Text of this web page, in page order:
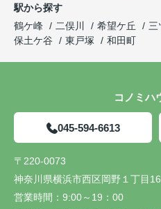
駅から探す
鶴ケ峰
二俣川 希望ケ丘 三
保土ケ谷
東戸塚 和田町
コノミハ
045-594-6613
〒220-0073
神奈川県横浜市西区岡野１丁目
営業時間： 9:00～19：00